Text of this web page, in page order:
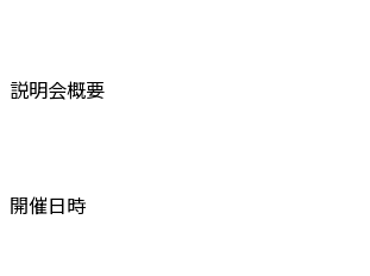
説明会概要
開催日時